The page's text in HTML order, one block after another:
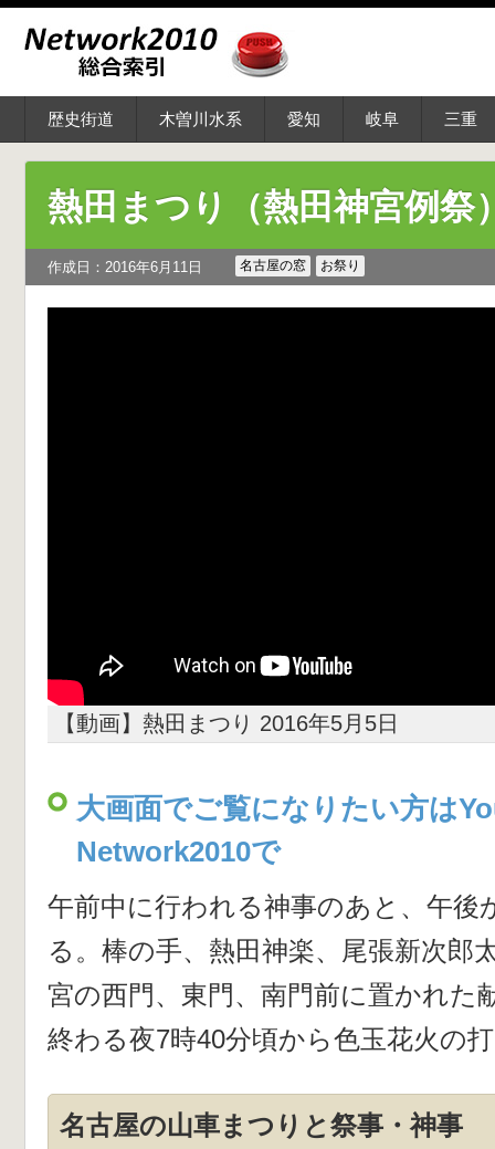
歴史街道 木曽川水系 愛知 岐阜 三重
熱田まつり（熱田神宮例祭
作成日：2016年6月11日 名古屋の窓 お祭り
【動画】熱田まつり 2016年5月5日
大画面でご覧になりたい方は
Network2010で
午前中に行われる神事のあと、午後
る。棒の手、熱田神楽、尾張新次郎
宮の西門、東門、南門前に置かれた
終わる夜7時40分頃から色玉花火の
名古屋の山車まつりと祭事・神事